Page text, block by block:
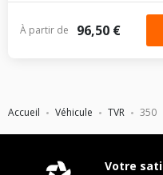
Accueil Véhicule TVR 350
À partir de 96,50 €
Votre